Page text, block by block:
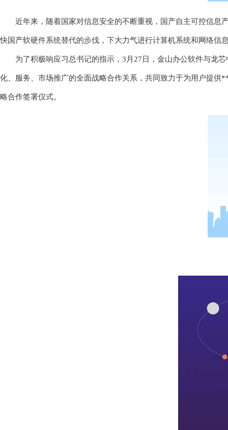
近年来，随着国家对信息安全的不断重视，国产自主可控信
快国产软硬件系统替代的步伐，下大力气进行计算机系统和网络
为了积极响应习总书记的指示，3月27日，金山办公软件与龙
化、服务、市场推广的全面战略合作关系，共同致力于为用户提
略合作签署仪式。